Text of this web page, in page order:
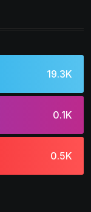
19.3K
0.1K
0.5K